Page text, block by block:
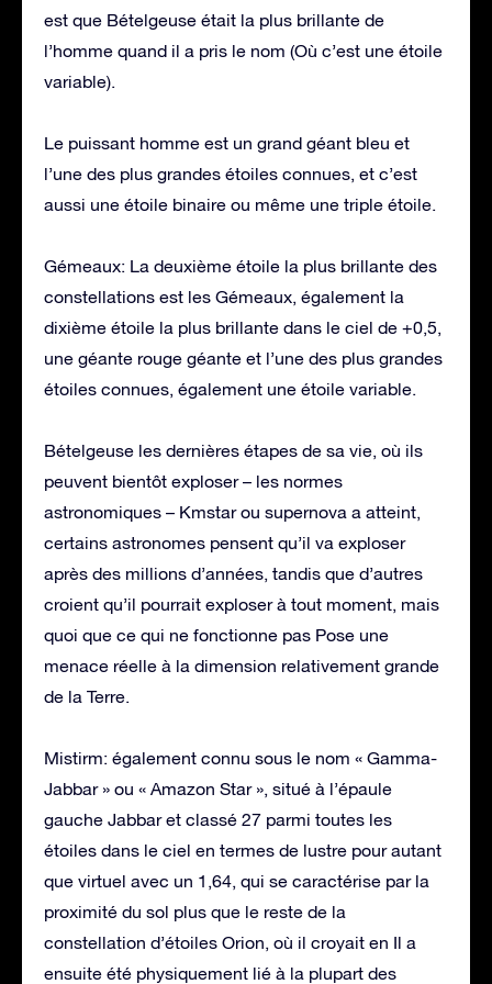
est que Bételgeuse était la plus brillante de
l’homme quand il a pris le nom (Où c’est une étoile
variable).
Le puissant homme est un grand géant bleu et
l’une des plus grandes étoiles connues, et c’est
aussi une étoile binaire ou même une triple étoile.
Gémeaux: La deuxième étoile la plus brillante des
constellations est les Gémeaux, également la
dixième étoile la plus brillante dans le ciel de +0,5,
une géante rouge géante et l’une des plus grandes
étoiles connues, également une étoile variable.
Bételgeuse les dernières étapes de sa vie, où ils
peuvent bientôt exploser – les normes
astronomiques – Kmstar ou supernova a atteint,
certains astronomes pensent qu’il va exploser
après des millions d’années, tandis que d’autres
croient qu’il pourrait exploser à tout moment, mais
quoi que ce qui ne fonctionne pas Pose une
menace réelle à la dimension relativement grande
de la Terre.
Mistirm: également connu sous le nom « Gamma-
Jabbar » ou « Amazon Star », situé à l’épaule
gauche Jabbar et classé 27 parmi toutes les
étoiles dans le ciel en termes de lustre pour autant
que virtuel avec un 1,64, qui se caractérise par la
proximité du sol plus que le reste de la
constellation d’étoiles Orion, où il croyait en Il a
ensuite été physiquement lié à la plupart des